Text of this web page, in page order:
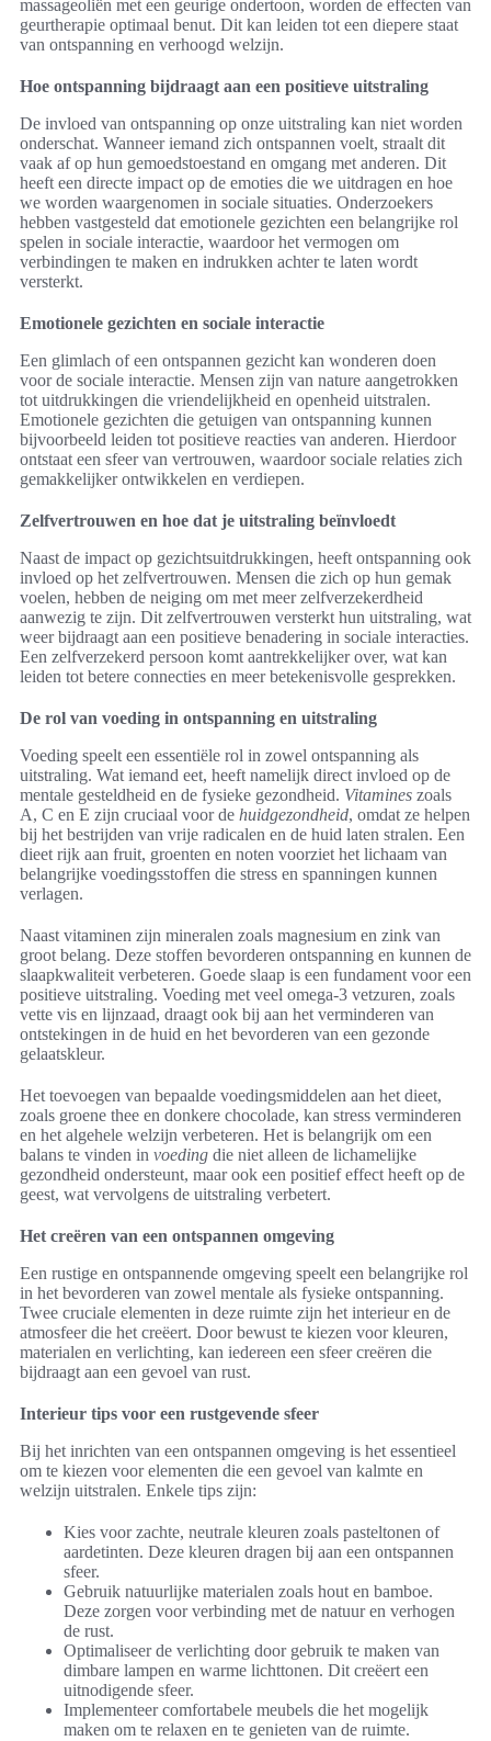
massageoliën met een geurige ondertoon, worden de effecten van
geurtherapie optimaal benut. Dit kan leiden tot een diepere staat
van ontspanning en verhoogd welzijn.
Hoe ontspanning bijdraagt aan een positieve uitstraling
De invloed van ontspanning op onze uitstraling kan niet worden
onderschat. Wanneer iemand zich ontspannen voelt, straalt dit
vaak af op hun gemoedstoestand en omgang met anderen. Dit
heeft een directe impact op de emoties die we uitdragen en hoe
we worden waargenomen in sociale situaties. Onderzoekers
hebben vastgesteld dat emotionele gezichten een belangrijke rol
spelen in sociale interactie, waardoor het vermogen om
verbindingen te maken en indrukken achter te laten wordt
versterkt.
Emotionele gezichten en sociale interactie
Een glimlach of een ontspannen gezicht kan wonderen doen
voor de sociale interactie. Mensen zijn van nature aangetrokken
tot uitdrukkingen die vriendelijkheid en openheid uitstralen.
Emotionele gezichten die getuigen van ontspanning kunnen
bijvoorbeeld leiden tot positieve reacties van anderen. Hierdoor
ontstaat een sfeer van vertrouwen, waardoor sociale relaties zich
gemakkelijker ontwikkelen en verdiepen.
Zelfvertrouwen en hoe dat je uitstraling beïnvloedt
Naast de impact op gezichtsuitdrukkingen, heeft ontspanning ook
invloed op het zelfvertrouwen. Mensen die zich op hun gemak
voelen, hebben de neiging om met meer zelfverzekerdheid
aanwezig te zijn. Dit zelfvertrouwen versterkt hun uitstraling, wat
weer bijdraagt aan een positieve benadering in sociale interacties.
Een zelfverzekerd persoon komt aantrekkelijker over, wat kan
leiden tot betere connecties en meer betekenisvolle gesprekken.
De rol van voeding in ontspanning en uitstraling
Voeding speelt een essentiële rol in zowel ontspanning als
uitstraling. Wat iemand eet, heeft namelijk direct invloed op de
mentale gesteldheid en de fysieke gezondheid. Vitamines zoals
A, C en E zijn cruciaal voor de huidgezondheid, omdat ze helpen
bij het bestrijden van vrije radicalen en de huid laten stralen. Een
dieet rijk aan fruit, groenten en noten voorziet het lichaam van
belangrijke voedingsstoffen die stress en spanningen kunnen
verlagen.
Naast vitaminen zijn mineralen zoals magnesium en zink van
groot belang. Deze stoffen bevorderen ontspanning en kunnen de
slaapkwaliteit verbeteren. Goede slaap is een fundament voor een
positieve uitstraling. Voeding met veel omega-3 vetzuren, zoals
vette vis en lijnzaad, draagt ook bij aan het verminderen van
ontstekingen in de huid en het bevorderen van een gezonde
gelaatskleur.
Het toevoegen van bepaalde voedingsmiddelen aan het dieet,
zoals groene thee en donkere chocolade, kan stress verminderen
en het algehele welzijn verbeteren. Het is belangrijk om een
balans te vinden in voeding die niet alleen de lichamelijke
gezondheid ondersteunt, maar ook een positief effect heeft op de
geest, wat vervolgens de uitstraling verbetert.
Het creëren van een ontspannen omgeving
Een rustige en ontspannende omgeving speelt een belangrijke rol
in het bevorderen van zowel mentale als fysieke ontspanning.
Twee cruciale elementen in deze ruimte zijn het interieur en de
atmosfeer die het creëert. Door bewust te kiezen voor kleuren,
materialen en verlichting, kan iedereen een sfeer creëren die
bijdraagt aan een gevoel van rust.
Interieur tips voor een rustgevende sfeer
Bij het inrichten van een ontspannen omgeving is het essentieel
om te kiezen voor elementen die een gevoel van kalmte en
welzijn uitstralen. Enkele tips zijn:
Kies voor zachte, neutrale kleuren zoals pasteltonen of
aardetinten. Deze kleuren dragen bij aan een ontspannen
sfeer.
Gebruik natuurlijke materialen zoals hout en bamboe.
Deze zorgen voor verbinding met de natuur en verhogen
de rust.
Optimaliseer de verlichting door gebruik te maken van
dimbare lampen en warme lichttonen. Dit creëert een
uitnodigende sfeer.
Implementeer comfortabele meubels die het mogelijk
maken om te relaxen en te genieten van de ruimte.